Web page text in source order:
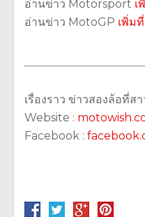
อ่านข่าว Motorsport เ
อ่านข่าว MotoGP เพิ่ม
เรื่องราว ข่าวสองล้อที่ส
Website :
Facebook :